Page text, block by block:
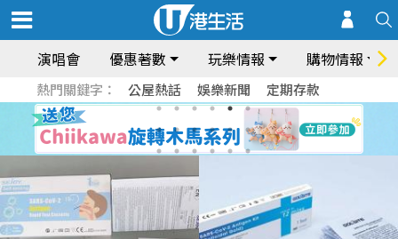
演唱會 優惠著數 玩樂情報 購物情報
熱門關鍵字： 公屋熱話 娛樂新聞 定期存款